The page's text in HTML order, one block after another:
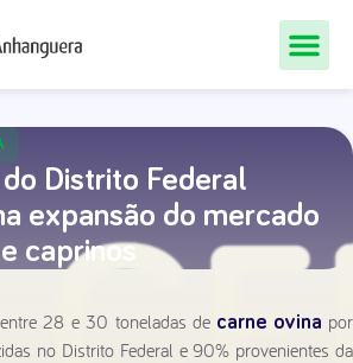
Distrito Federal
expansão do mercado
caprinos
28 e 30 toneladas de carne ovina por
no Distrito Federal e 90% provenientes da